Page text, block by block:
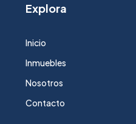
Explora
Inicio
Inmuebles
Nosotros
Contacto